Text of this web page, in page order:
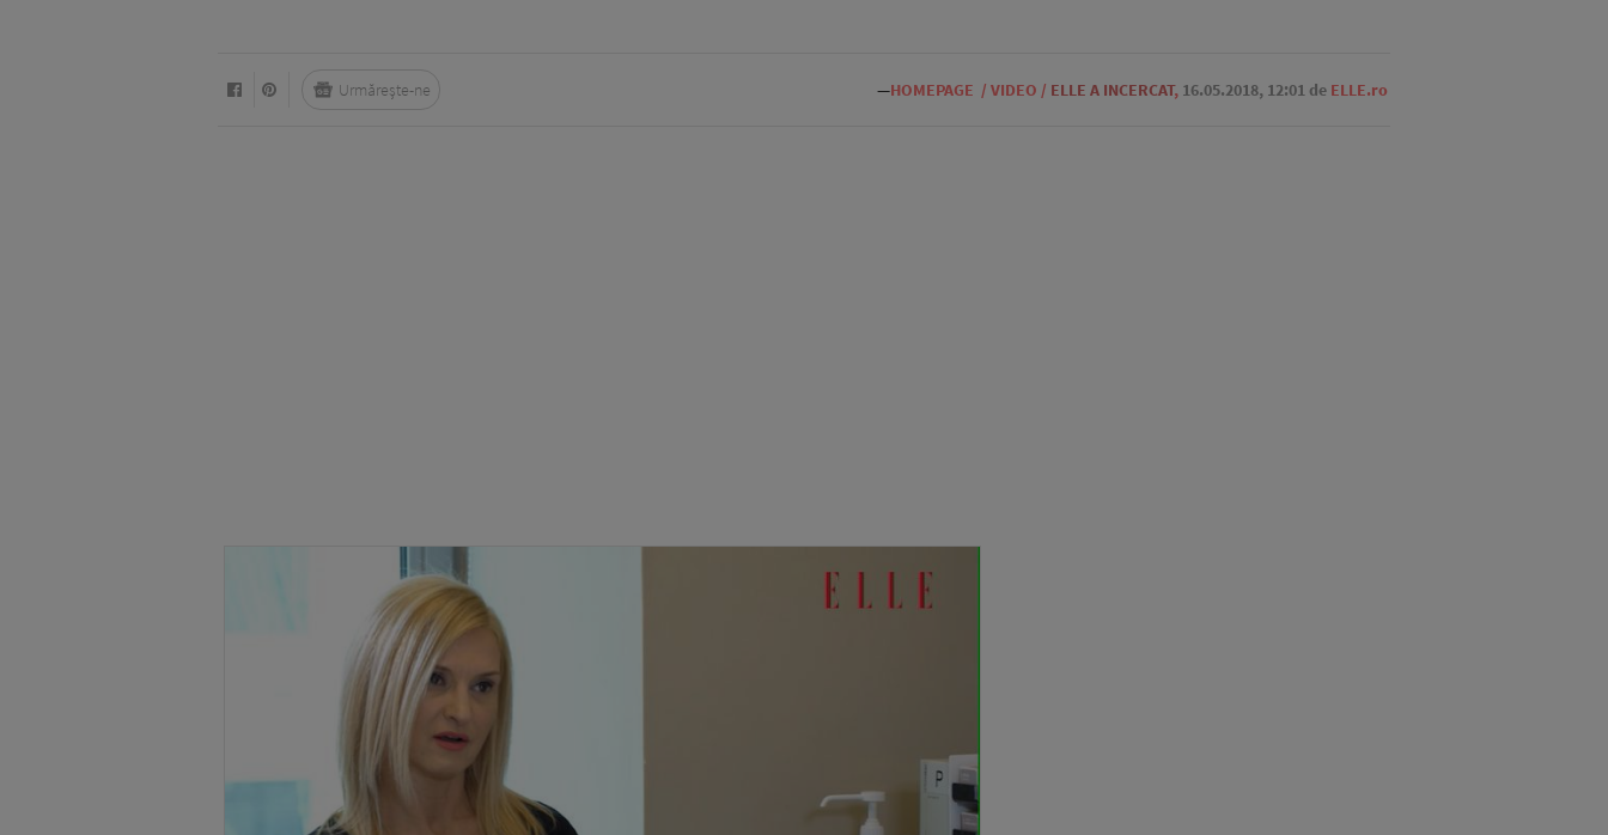
—HOMEPAGE / VIDEO / ELLE A INCERCAT, 16.05.2018, 12:01 de ELLE.ro
Urmărește-ne